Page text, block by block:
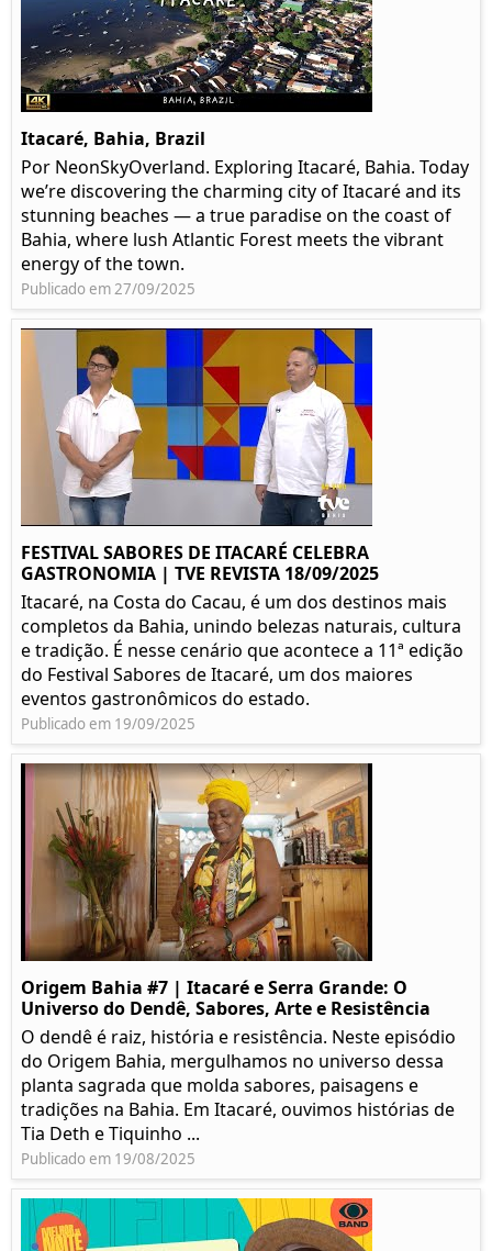
Itacaré, Bahia, Brazil
Por NeonSkyOverland. Exploring Itacaré, Bahia. Today
we’re discovering the charming city of Itacaré and its
stunning beaches — a true paradise on the coast of
Bahia, where lush Atlantic Forest meets the vibrant
energy of the town.
Publicado em 27/09/2025
FESTIVAL SABORES DE ITACARÉ CELEBRA
GASTRONOMIA | TVE REVISTA 18/09/2025
Itacaré, na Costa do Cacau, é um dos destinos mais
completos da Bahia, unindo belezas naturais, cultura
e tradição. É nesse cenário que acontece a 11ª edição
do Festival Sabores de Itacaré, um dos maiores
eventos gastronômicos do estado.
Publicado em 19/09/2025
Origem Bahia #7 | Itacaré e Serra Grande: O
Universo do Dendê, Sabores, Arte e Resistência
O dendê é raiz, história e resistência. Neste episódio
do Origem Bahia, mergulhamos no universo dessa
planta sagrada que molda sabores, paisagens e
tradições na Bahia. Em Itacaré, ouvimos histórias de
Tia Deth e Tiquinho ...
Publicado em 19/08/2025